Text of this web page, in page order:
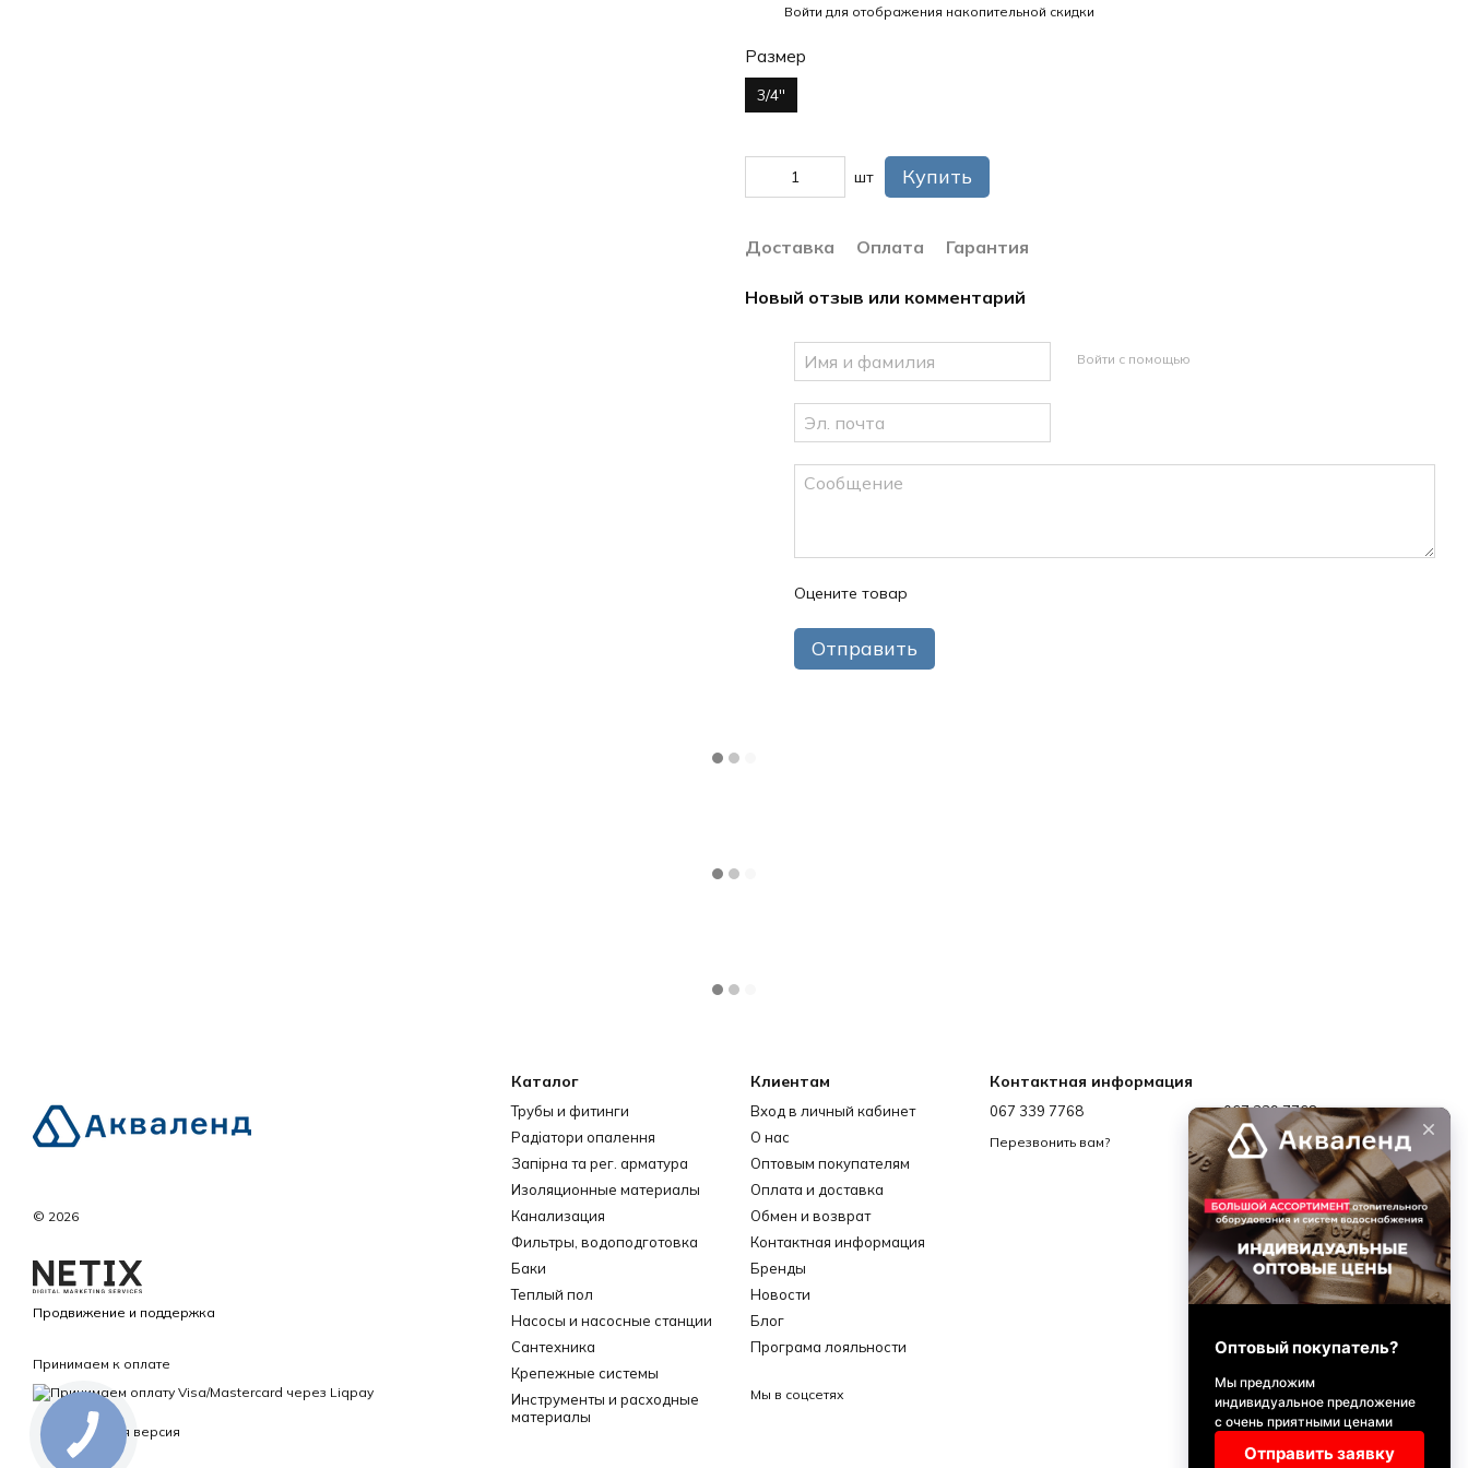
Войти для отображения накопительной скидки
Размер
3/4''
шт Купить
Доставка Оплата Гарантия
Новый отзыв или комментарий
Войти с помощью
Оцените товар
Отправить
© 2026
Продвижение и поддержка
Принимаем к оплате
Мобильная версия
Каталог
Трубы и фитинги
Радіатори опалення
Запірна та рег. арматура
Изоляционные материалы
Канализация
Фильтры, водоподготовка
Баки
Теплый пол
Насосы и насосные станции
Сантехника
Крепежные системы
Инструменты и расходные
материалы
Клиентам
Вход в личный кабинет
О нас
Оптовым покупателям
Оплата и доставка
Обмен и возврат
Контактная информация
Бренды
Новости
Блог
Програма лояльности
Мы в соцсетях
Контактная информация
067 339 7768
Перезвонить вам?
067 339 7768
info@akvalend.ua